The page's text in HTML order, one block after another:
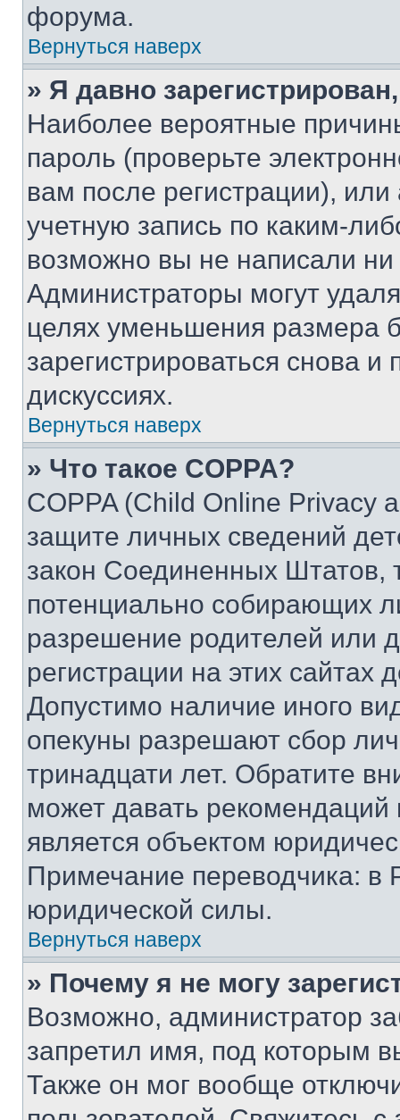
форума.
Вернуться наверх
» Я давно
Наиболее вероятные
пароль (проверьте
вам после регистрации),
учетную запись по каким-
возможно вы не написали
Администраторы могут
целях уменьшения размера
зарегистрироваться снова и
дискуссиях.
Вернуться наверх
» Что такое COPPA?
COPPA (Child Online Privacy
защите личных сведений
закон Соединенных Штатов,
потенциально собирающих
разрешение родителей или
регистрации на этих сайтах
Допустимо наличие иного
опекуны разрешают сбор
тринадцати лет. Обратите
может давать
является объектом
Примечание переводчика: в
юридической силы.
Вернуться наверх
» Почему я не могу
Возможно, администратор
запретил имя, под которым
Также он мог вообще